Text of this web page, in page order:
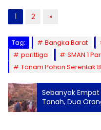
1 2 »
Tag: Bangka Barat
parittiga
SMAN 1
Tanam Pohon Serentak
Sebanyak
Tanah, Dua